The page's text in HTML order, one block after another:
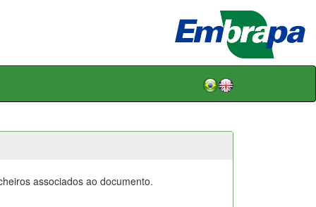
associados ao documento.